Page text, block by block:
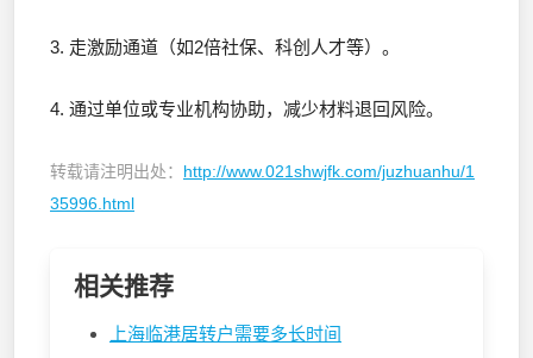
3. 走激励通道（如2倍社保、科创人才等）。
4. 通过单位或专业机构协助，减少材料退回风险。
转载请注明出处： http://www.021shwjfk.com/juzhuanhu/1
35996.html
相关推荐
上海临港居转户需要多长时间